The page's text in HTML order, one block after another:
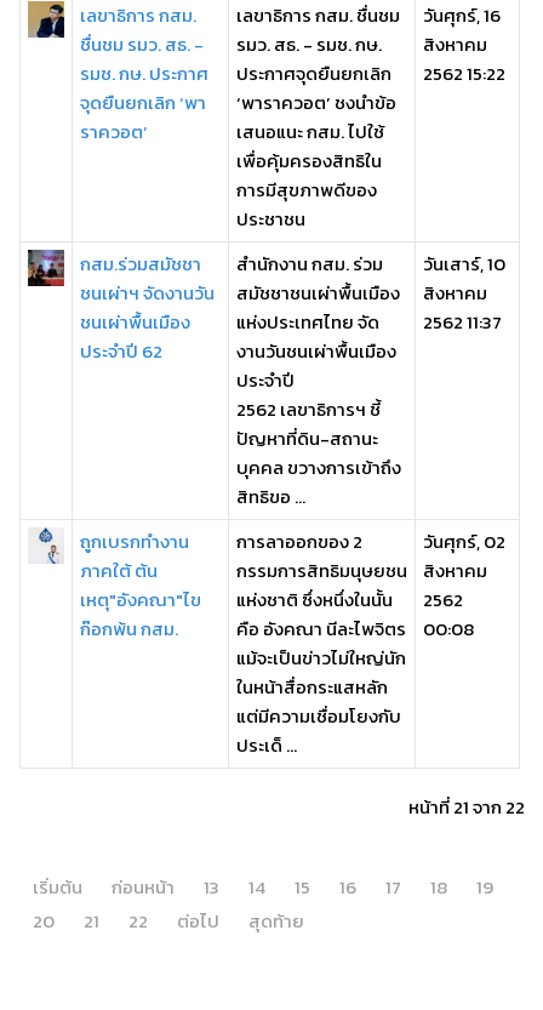
เลขาธิการ กสม.
ชื่นชม รมว. สธ. -
รมช. กษ. ประกาศ
จุดยืนยกเลิก ‘พา
ราควอต’
เลขาธิการ กสม. ชื่นชม
รมว. สธ. - รมช. กษ.
ประกาศจุดยืนยกเลิก
‘พาราควอต’ ชงนำข้อ
เสนอแนะ กสม. ไปใช้
เพื่อคุ้มครองสิทธิใน
การมีสุขภาพดีของ
ประชาชน
วันศุกร์, 16
สิงหาคม
2562 15:22
กสม.ร่วมสมัชชา
ชนเผ่าฯ จัดงานวัน
ชนเผ่าพื้นเมือง
ประจำปี 62
สำนักงาน กสม. ร่วม
สมัชชาชนเผ่าพื้นเมือง
แห่งประเทศไทย จัด
งานวันชนเผ่าพื้นเมือง
ประจำปี
2562 เลขาธิการฯ ชี้
ปัญหาที่ดิน-สถานะ
บุคคล ขวางการเข้าถึง
สิทธิขอ ...
วันเสาร์, 10
สิงหาคม
2562 11:37
ถูกเบรกทำงาน
ภาคใต้ ต้น
เหตุ"อังคณา"ไข
ก๊อกพ้น กสม.
การลาออกของ 2
กรรมการสิทธิมนุษยชน
แห่งชาติ ซึ่งหนึ่งในนั้น
คือ อังคณา นีละไพจิตร
แม้จะเป็นข่าวไม่ใหญ่นัก
ในหน้าสื่อกระแสหลัก
แต่มีความเชื่อมโยงกับ
ประเด็ ...
วันศุกร์, 02
สิงหาคม
2562
00:08
หน้าที่ 21 จาก 22
เริ่มต้น ก่อนหน้า 13 14 15 16 17 18
19
20
21 22 ต่อไป สุดท้าย